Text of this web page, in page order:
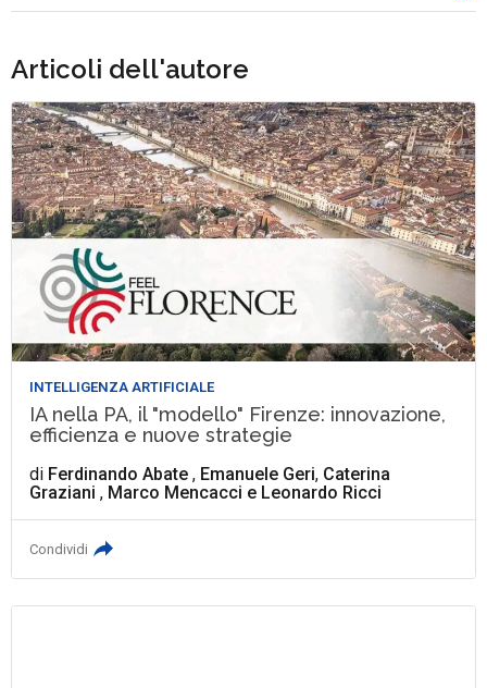
Articoli dell'autore
INTELLIGENZA ARTIFICIALE
IA nella PA, il "modello" Firenze: innovazione,
efficienza e nuove strategie
di Ferdinando Abate, Emanuele Geri, Caterina
Graziani, Marco Mencacci e Leonardo Ricci
Condividi